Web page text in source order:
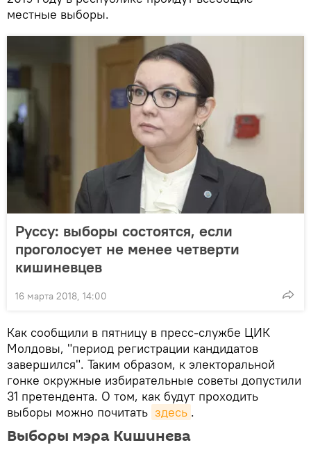
местные выборы.
Руссу: выборы состоятся, если
проголосует не менее четверти
кишиневцев
16 марта 2018, 14:00
Как сообщили в пятницу в пресс-службе ЦИК
Молдовы, "период регистрации кандидатов
завершился". Таким образом, к электоральной
гонке окружные избирательные советы допустили
31 претендента. О том, как будут проходить
выборы можно почитать здесь .
Выборы мэра Кишинева